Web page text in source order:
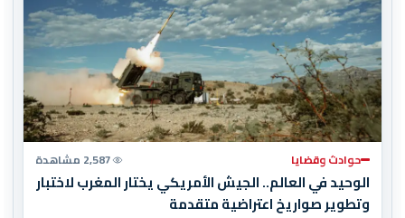
حوادث وقضايا 2,587 مشاهدة
الوحيد في العالم.. الجيش الأمريكي يختار المغرب لاختبار
وتطوير صواريخ اعتراضية متقدمة